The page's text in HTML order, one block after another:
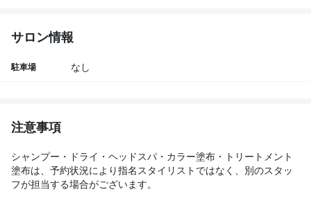
サロン情報
駐車場 なし
注意事項
シャンプー・ドライ・ヘッドスパ・カラー塗布・トリートメント
塗布は、予約状況により指名スタイリストではなく、別のスタッ
フが担当する場合がございます。